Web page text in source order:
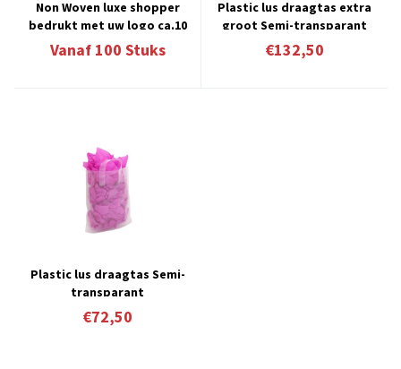
Non Woven luxe shopper
bedrukt met uw logo ca.10
werkdagen 9.12
Vanaf100 Stuks
Plastic lus draagtas extra
groot Semi-transparant
€132,50
Plastic lus draagtas Semi-
transparant
€72,50